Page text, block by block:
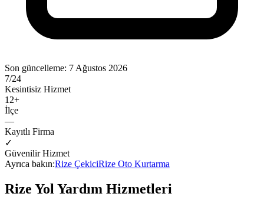
Son güncelleme: 7 Ağustos 2026
7/24
Kesintisiz Hizmet
12+
İlçe
—
Kayıtlı Firma
✓
Güvenilir Hizmet
Ayrıca bakın:Rize ÇekiciRize Oto Kurtarma
Rize Yol Yardım Hizmetleri